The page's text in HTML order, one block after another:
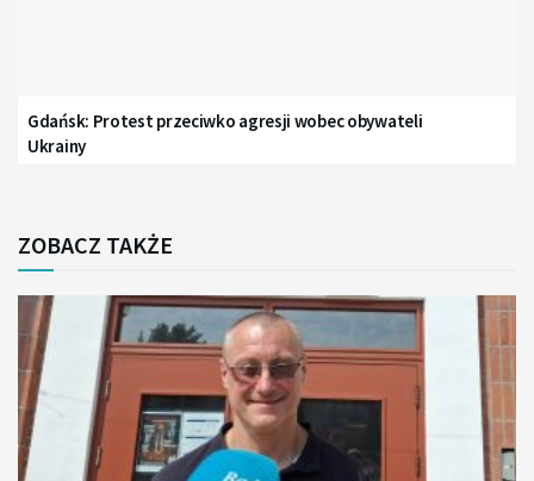
Gdańsk: Protest przeciwko agresji wobec obywateli
Ukrainy
ZOBACZ TAKŻE